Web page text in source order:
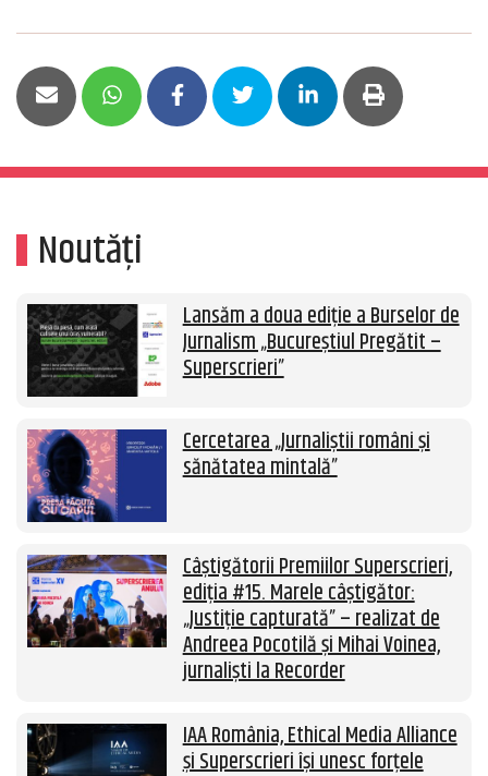
Noutăți
Lansăm a doua ediție a Burselor de
Jurnalism „Bucureștiul Pregătit –
Superscrieri”
Cercetarea „Jurnaliștii români și
sănătatea mintală”
Câștigătorii Premiilor Superscrieri,
ediția #15. Marele câștigător:
„Justiție capturată” – realizat de
Andreea Pocotilă și Mihai Voinea,
jurnaliști la Recorder
IAA România, Ethical Media Alliance
și Superscrieri își unesc forțele